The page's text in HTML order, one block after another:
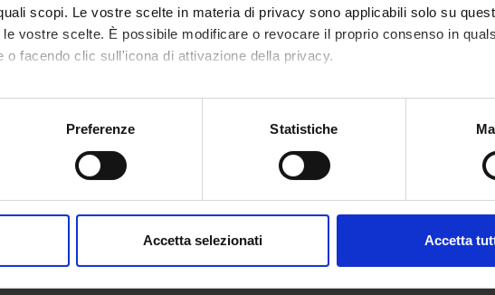
scopi. Le vostre scelte in materia di privacy sono applicabili solo su
vostre scelte. È possibile modificare o revocare il proprio consenso in
o facendo clic sull'icona di attivazione della privacy.
anche:
sulla tua posizione geografica, con un'approssimazione di qualche metro,
in qualsiasi momento dalla Dichiarazione sui cookie.
Preferenze Statistiche
Accetta selezionati Accetta
esaurimento
in Scienze
Pedagogia dell'infanzia [Cognomi